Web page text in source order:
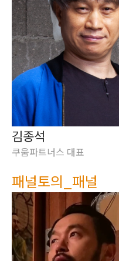
김종석
쿠움파트너스 대표
패널토의_패널